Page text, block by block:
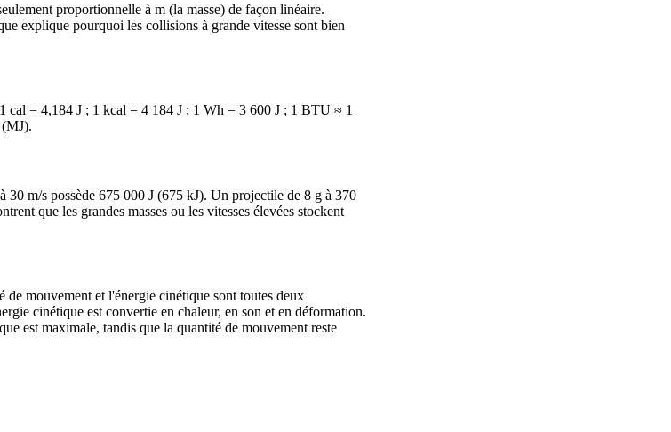
proportionnelle à m (la masse) de façon linéaire.
explique pourquoi les collisions à grande vitesse sont bien
cal = 4,184 J ; 1 kcal = 4 184 J ; 1 Wh = 3 600 J ; 1 BTU ≈ 1
(MJ).
m/s possède 675 000 J (675 kJ). Un projectile de 8 g à 370
que les grandes masses ou les vitesses élevées stockent
mouvement et l'énergie cinétique sont toutes deux
cinétique est convertie en chaleur, en son et en déformation.
est maximale, tandis que la quantité de mouvement reste